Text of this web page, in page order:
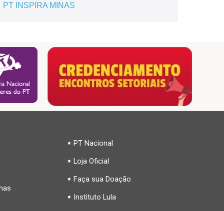
PT INSPIRA MINAS
PT Nacional
Loja Oficial
Faça sua Doação
Instituto Lula